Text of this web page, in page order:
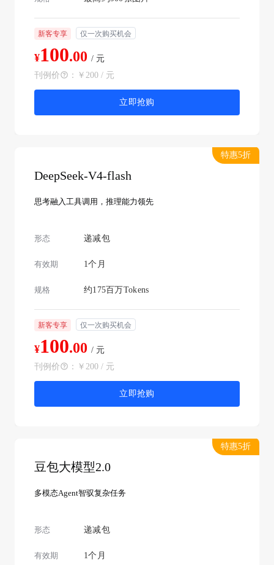
新客专享 仅一次购买机会
¥100.00 / 元
刊例价
： ￥200 / 元
立即抢购
特惠5折
DeepSeek-V4-flash
思考融入工具调用，推理能力领先
形态 递减包
有效期 1个月
规格 约175百万Tokens
新客专享 仅一次购买机会
¥100.00 / 元
刊例价
： ￥200 / 元
立即抢购
特惠5折
豆包大模型2.0
多模态Agent智驭复杂任务
形态 递减包
有效期 1个月